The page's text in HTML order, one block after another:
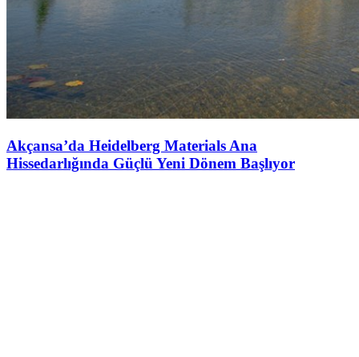
Akçansa’da Heidelberg Materials Ana
Hissedarlığında Güçlü Yeni Dönem Başlıyor